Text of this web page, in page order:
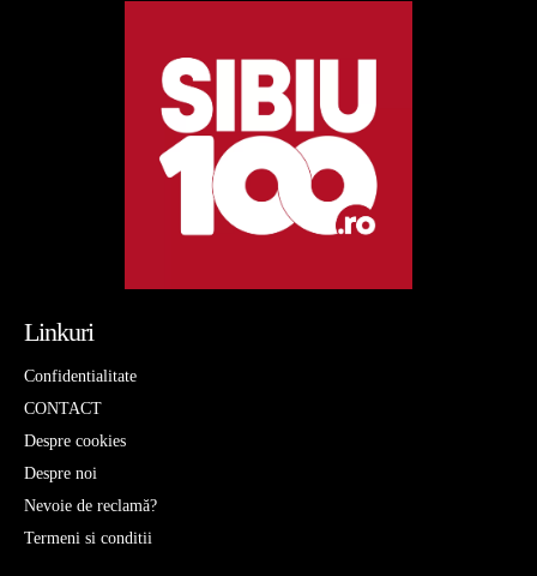
Linkuri
Confidentialitate
CONTACT
Despre cookies
Despre noi
Nevoie de reclamă?
Termeni si conditii